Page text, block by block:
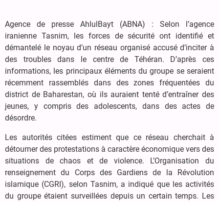
Agence de presse AhlulBayt (ABNA) : Selon l’agence
iranienne Tasnim, les forces de sécurité ont identifié et
démantelé le noyau d’un réseau organisé accusé d’inciter à
des troubles dans le centre de Téhéran. D’après ces
informations, les principaux éléments du groupe se seraient
récemment rassemblés dans des zones fréquentées du
district de Baharestan, où ils auraient tenté d’entraîner des
jeunes, y compris des adolescents, dans des actes de
désordre.
Les autorités citées estiment que ce réseau cherchait à
détourner des protestations à caractère économique vers des
situations de chaos et de violence. L’Organisation du
renseignement du Corps des Gardiens de la Révolution
islamique (CGRI), selon Tasnim, a indiqué que les activités
du groupe étaient surveillées depuis un certain temps. Les